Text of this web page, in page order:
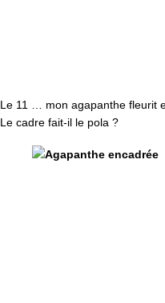
Le 11 … mon agapanthe fleurit
Le cadre fait-il le pola ?